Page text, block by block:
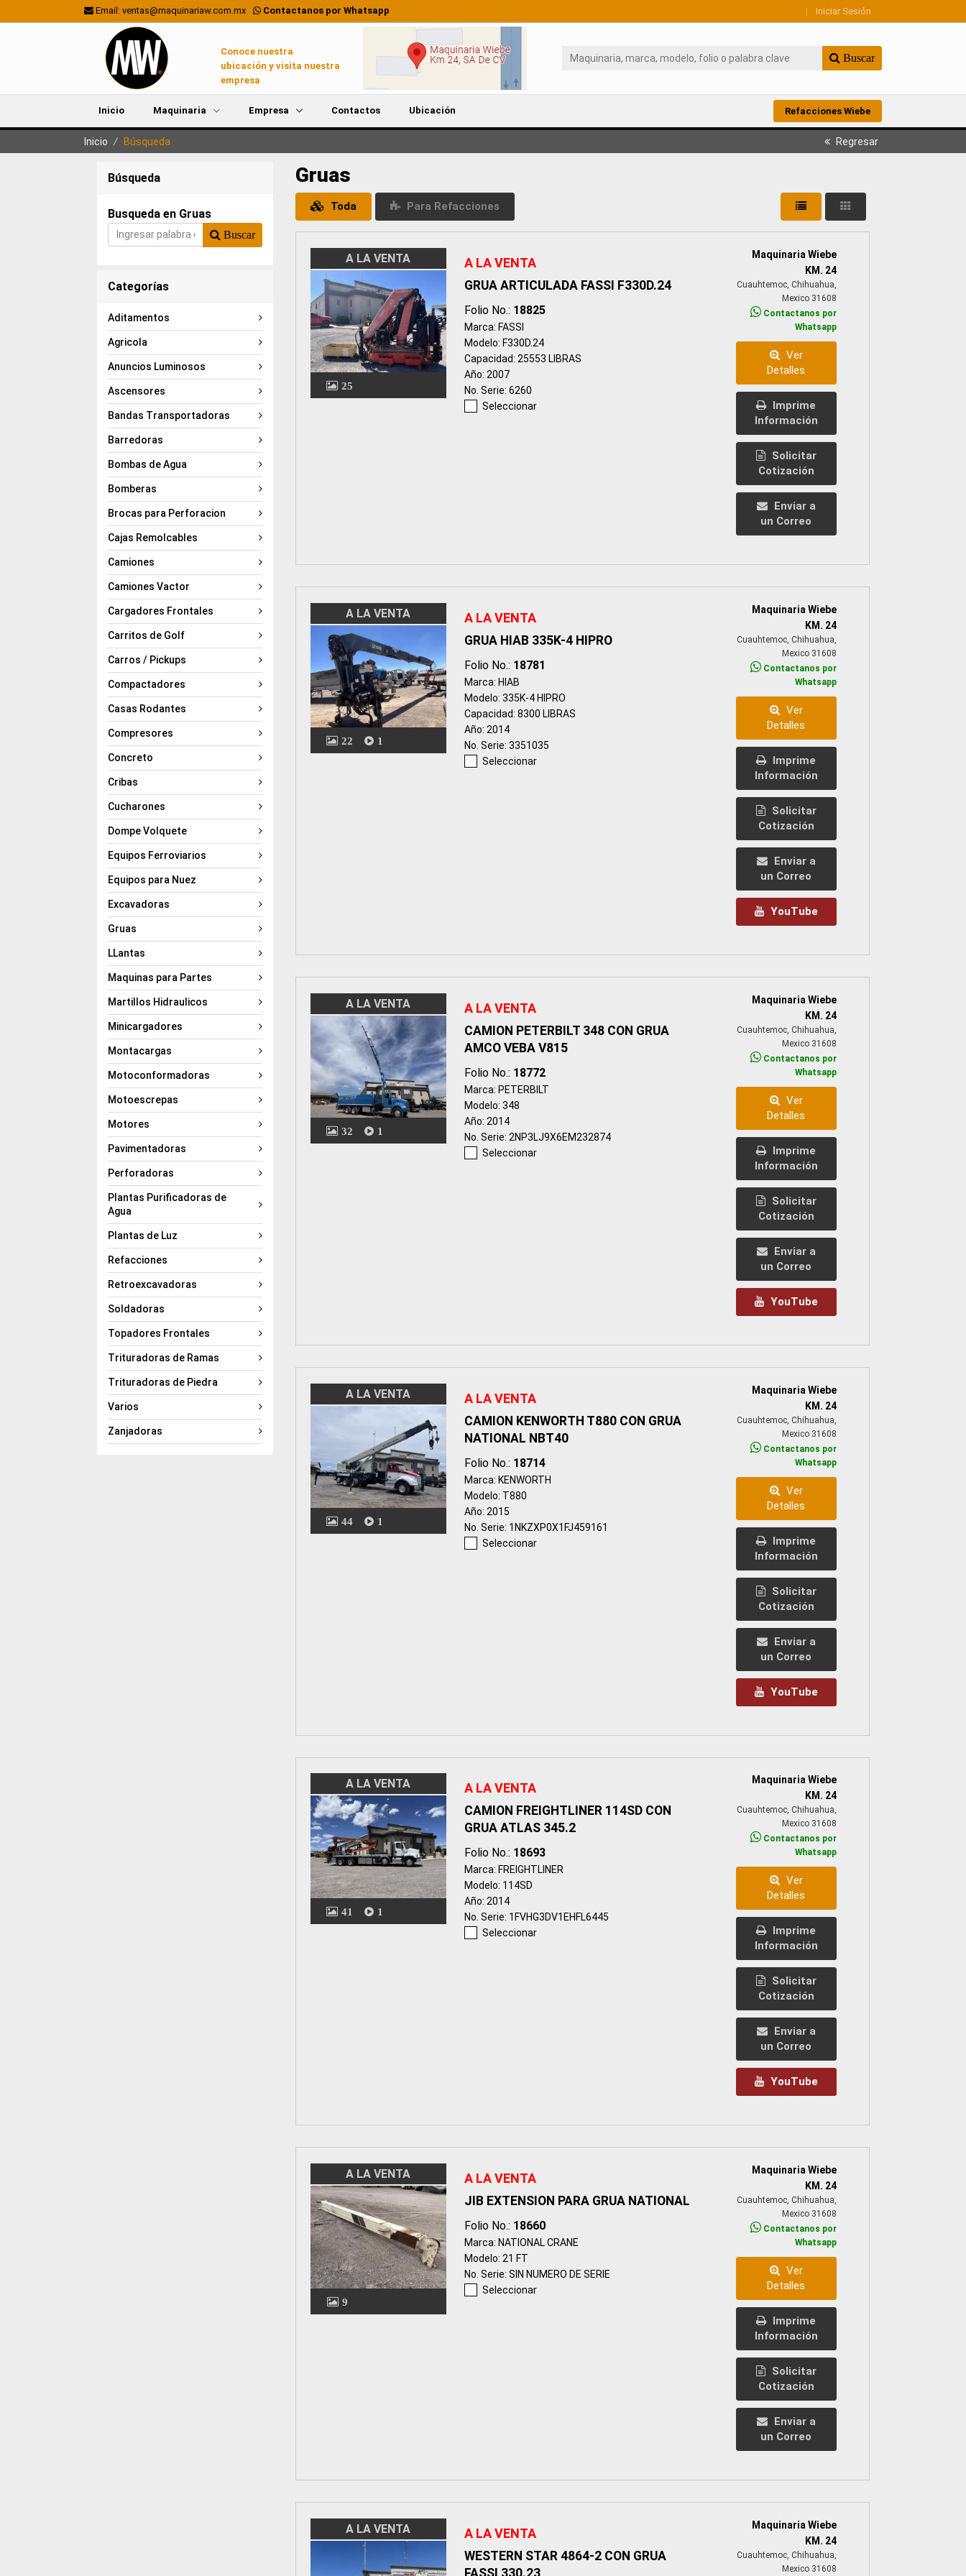
Email: ventas@maquinariaw.com.mx Contactanos por Whatsapp | Iniciar Sesión
Conoce nuestra
ubicación y visita nuestra
empresa
Buscar
Inicio Maquinaria Empresa Contactos Ubicación Refacciones Wiebe
Inicio / Búsqueda Regresar
Búsqueda
Busqueda en Gruas
Buscar
Categorías
Aditamentos
Agricola
Anuncios Luminosos
Ascensores
Bandas Transportadoras
Barredoras
Bombas de Agua
Bomberas
Brocas para Perforacion
Cajas Remolcables
Camiones
Camiones Vactor
Cargadores Frontales
Carritos de Golf
Carros / Pickups
Compactadores
Casas Rodantes
Compresores
Concreto
Cribas
Cucharones
Dompe Volquete
Equipos Ferroviarios
Equipos para Nuez
Excavadoras
Gruas
LLantas
Maquinas para Partes
Martillos Hidraulicos
Minicargadores
Montacargas
Motoconformadoras
Motoescrepas
Motores
Pavimentadoras
Perforadoras
Plantas Purificadoras de
Agua
Plantas de Luz
Refacciones
Retroexcavadoras
Soldadoras
Topadores Frontales
Trituradoras de Ramas
Trituradoras de Piedra
Varios
Zanjadoras
Gruas
Toda Para Refacciones
A LA VENTA
25
A LA VENTA
GRUA ARTICULADA FASSI F330D.24
Folio No.: 18825
Marca: FASSI
Modelo: F330D.24
Capacidad: 25553 LIBRAS
Año: 2007
No. Serie: 6260
Seleccionar
Maquinaria Wiebe
KM. 24
Cuauhtemoc, Chihuahua,
Mexico 31608
Contactanos por
Whatsapp
Ver
Detalles
Imprime
Información
Solicitar
Cotización
Enviar a
un Correo
A LA VENTA
22 1
A LA VENTA
GRUA HIAB 335K-4 HIPRO
Folio No.: 18781
Marca: HIAB
Modelo: 335K-4 HIPRO
Capacidad: 8300 LIBRAS
Año: 2014
No. Serie: 3351035
Seleccionar
Maquinaria Wiebe
KM. 24
Cuauhtemoc, Chihuahua,
Mexico 31608
Contactanos por
Whatsapp
Ver
Detalles
Imprime
Información
Solicitar
Cotización
Enviar a
un Correo
YouTube
A LA VENTA
32 1
A LA VENTA
CAMION PETERBILT 348 CON GRUA
AMCO VEBA V815
Folio No.: 18772
Marca: PETERBILT
Modelo: 348
Año: 2014
No. Serie: 2NP3LJ9X6EM232874
Seleccionar
Maquinaria Wiebe
KM. 24
Cuauhtemoc, Chihuahua,
Mexico 31608
Contactanos por
Whatsapp
Ver
Detalles
Imprime
Información
Solicitar
Cotización
Enviar a
un Correo
YouTube
A LA VENTA
44 1
A LA VENTA
CAMION KENWORTH T880 CON GRUA
NATIONAL NBT40
Folio No.: 18714
Marca: KENWORTH
Modelo: T880
Año: 2015
No. Serie: 1NKZXP0X1FJ459161
Seleccionar
Maquinaria Wiebe
KM. 24
Cuauhtemoc, Chihuahua,
Mexico 31608
Contactanos por
Whatsapp
Ver
Detalles
Imprime
Información
Solicitar
Cotización
Enviar a
un Correo
YouTube
A LA VENTA
41 1
A LA VENTA
CAMION FREIGHTLINER 114SD CON
GRUA ATLAS 345.2
Folio No.: 18693
Marca: FREIGHTLINER
Modelo: 114SD
Año: 2014
No. Serie: 1FVHG3DV1EHFL6445
Seleccionar
Maquinaria Wiebe
KM. 24
Cuauhtemoc, Chihuahua,
Mexico 31608
Contactanos por
Whatsapp
Ver
Detalles
Imprime
Información
Solicitar
Cotización
Enviar a
un Correo
YouTube
A LA VENTA
9
A LA VENTA
JIB EXTENSION PARA GRUA NATIONAL
Folio No.: 18660
Marca: NATIONAL CRANE
Modelo: 21 FT
No. Serie: SIN NUMERO DE SERIE
Seleccionar
Maquinaria Wiebe
KM. 24
Cuauhtemoc, Chihuahua,
Mexico 31608
Contactanos por
Whatsapp
Ver
Detalles
Imprime
Información
Solicitar
Cotización
Enviar a
un Correo
A LA VENTA A LA VENTA
WESTERN STAR 4864-2 CON GRUA
Maquinaria Wiebe
KM. 24
Cuauhtemoc, Chihuahua,
Mexico 31608